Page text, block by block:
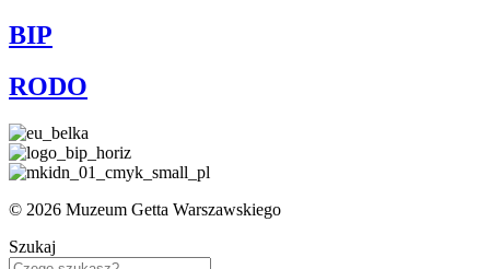
BIP
RODO
© 2026 Muzeum Getta Warszawskiego
Szukaj